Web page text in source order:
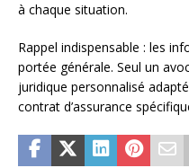
à chaque situation.
Rappel indispensable : les
portée générale. Seul un
juridique personnalisé
contrat d’assurance